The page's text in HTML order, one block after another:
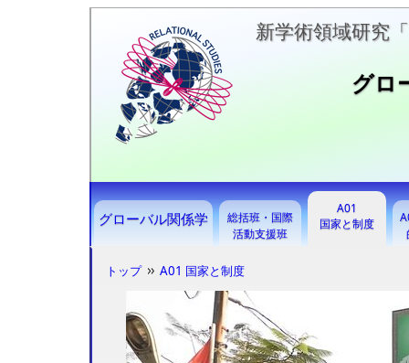
新学術領域研究
グロ
グローバル関係学
総括班・国際
活動支援班
A01
国家と制度
トップ A01 国家と制度